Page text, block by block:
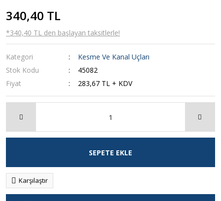
340,40 TL
*340,40 TL den başlayan taksitlerle!
Kategori
Kesme Ve Kanal Uçları
Stok Kodu
45082
Fiyat
283,67 TL + KDV
SEPETE EKLE
Karşılaştır